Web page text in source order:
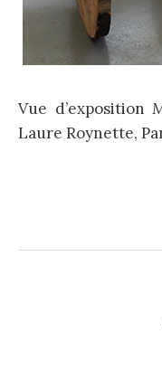
Vue d’exposition
Laure Roynette,